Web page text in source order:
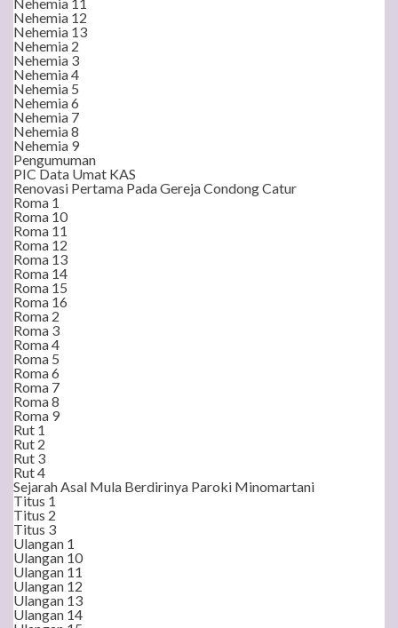
Nehemia 12
Nehemia 13
Nehemia 2
Nehemia 3
Nehemia 4
Nehemia 5
Nehemia 6
Nehemia 7
Nehemia 8
Nehemia 9
Pengumuman
PIC Data Umat KAS
Renovasi Pertama Pada Gereja Condong Catur
Roma 1
Roma 10
Roma 11
Roma 12
Roma 13
Roma 14
Roma 15
Roma 16
Roma 2
Roma 3
Roma 4
Roma 5
Roma 6
Roma 7
Roma 8
Roma 9
Rut 1
Rut 2
Rut 3
Rut 4
Sejarah Asal Mula Berdirinya Paroki Minomartani
Titus 1
Titus 2
Titus 3
Ulangan 1
Ulangan 10
Ulangan 11
Ulangan 12
Ulangan 13
Ulangan 14